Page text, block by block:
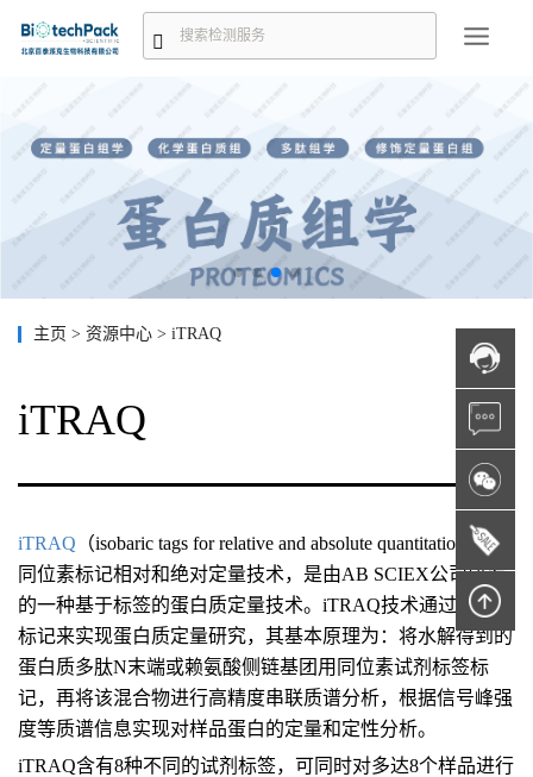
主页 > 资源中心 > iTRAQ
iTRAQ
iTRAQ （isobaric tags for relative and absolute quantitation
）即
同位素标记相对和绝对定量技术，是由AB SCIEX公司研发
的一种基于标签的蛋白质定量技术。iTRAQ技术通过同位素
标记来实现蛋白质定量研究，其基本原理为：将水解得到的
蛋白质多肽N末端或赖氨酸侧链基团用同位素试剂标签标
记，再将该混合物进行高精度串联质谱分析，根据信号峰强
度等质谱信息实现对样品蛋白的定量和定性分析。
iTRAQ含有8种不同的试剂标签，可同时对多达8个样品进行